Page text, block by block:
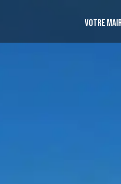
VOTRE